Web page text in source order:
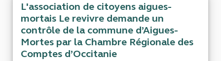
L'association de citoyens aigues-
mortais Le revivre demande un
contrôle de la commune d’Aigues-
Mortes par la Chambre Régionale des
Comptes d’Occitanie